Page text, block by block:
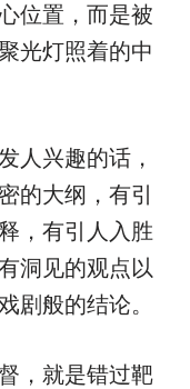
位置，而是被
光灯照着的中
人兴趣的话，
的大纲，有引
，有引人入胜
洞见的观点以
剧般的结论。
，就是错过靶